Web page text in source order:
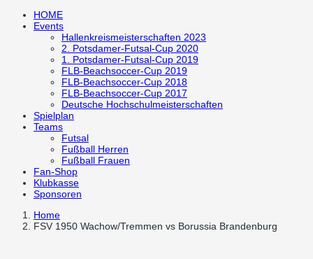
HOME
Events
Hallenkreismeisterschaften 2023
2. Potsdamer-Futsal-Cup 2020
1. Potsdamer-Futsal-Cup 2019
FLB-Beachsoccer-Cup 2019
FLB-Beachsoccer-Cup 2018
FLB-Beachsoccer-Cup 2017
Deutsche Hochschulmeisterschaften
Spielplan
Teams
Futsal
Fußball Herren
Fußball Frauen
Fan-Shop
Klubkasse
Sponsoren
Home
FSV 1950 Wachow/Tremmen vs Borussia Brandenburg